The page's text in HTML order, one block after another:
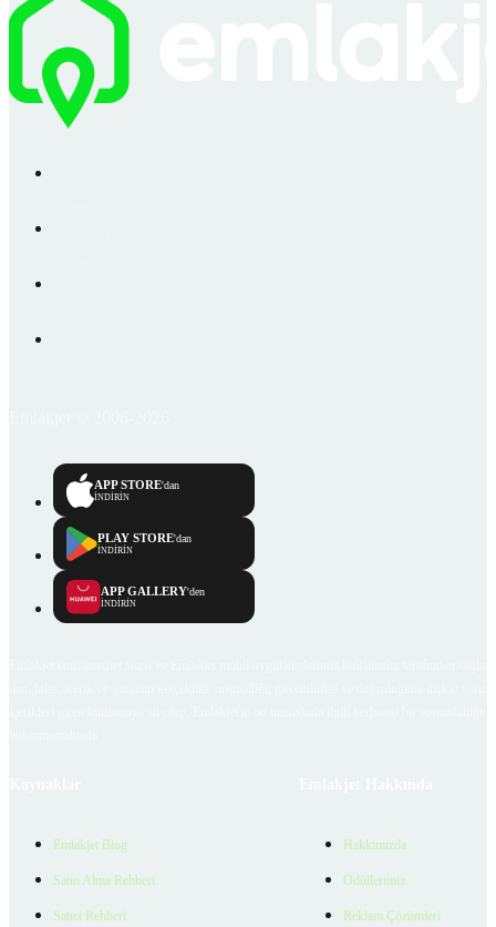
APP STORE'dan
İNDİRİN
PLAY STORE'dan
İNDİRİN
APP GALLERY'den
İNDİRİN
Emlakjet Blog
Satın Alma Rehberi
Satıcı Rehberi
Hakkımızda
Ödüllerimiz
Reklam Çözümleri